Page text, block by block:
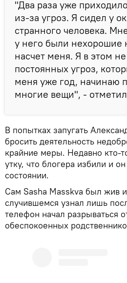
"Два раза уже
из-за угроз. Я сидел у
странного человека.
у него были нехорошие
насчет меня. Я в этом
постоянных угроз,
меня уже год, начинаю
многие вещи", -
В попытках запугать
бросить деятельность
крайние меры. Недавно кто-
утку, что блогера избили и
состоянии.
Сам Sasha Masskva был жив
случившемся узнал лишь
телефон начал разрываться
обеспокоенных